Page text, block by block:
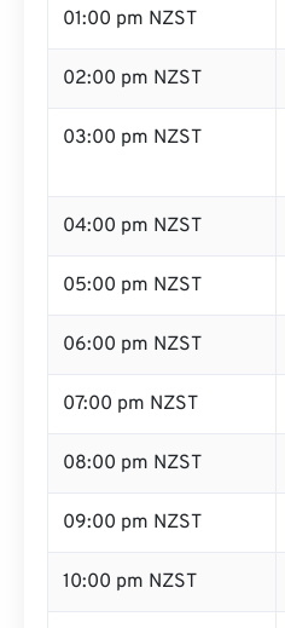
01:00 pm NZST
02:00 pm NZST
03:00 pm NZST
04:00 pm NZST
05:00 pm NZST
06:00 pm NZST
07:00 pm NZST
08:00 pm NZST
09:00 pm NZST
10:00 pm NZST